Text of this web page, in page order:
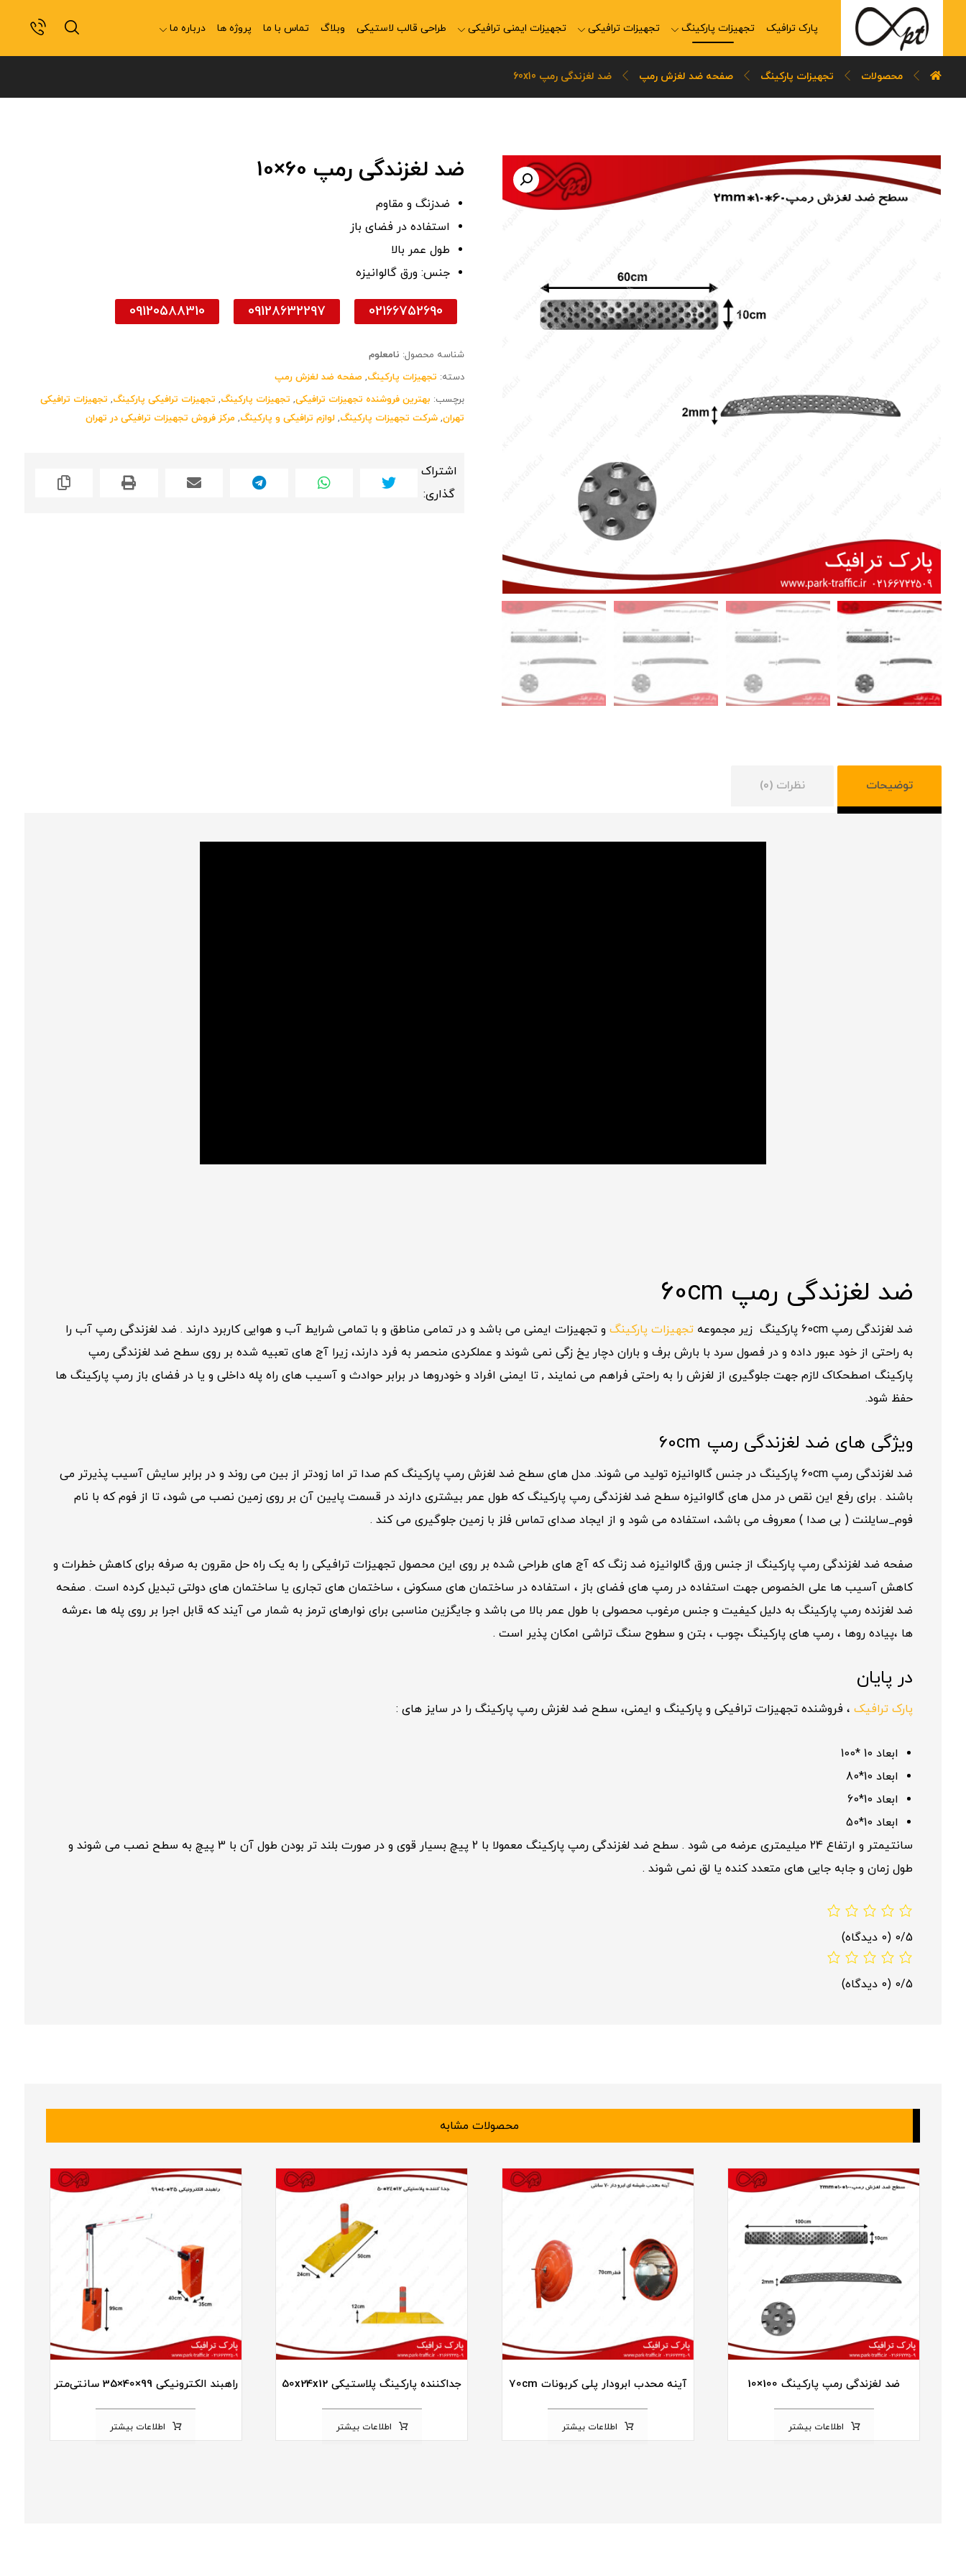
پارک ترافیک تجهیزات پارکینگ تجهیزات ترافیکی تجهیزات ایمنی ترافیکی طراحی قالب لاستیکی وبلاگ تماس با ما پروژه ها درباره ما
محصولات تجهیزات پارکینگ صفحه ضد لغزش رمپ ضد لغزندگی رمپ 60x10
ضد لغزندگی رمپ 60×10
ضدزنگ و مقاوم
استفاده در فضای باز
طول عمر بالا
جنس: ورق گالوانیزه
02166752690
09128632297
09120588310
شناسه محصول: نامعلوم
دسته: تجهیزات پارکینگ, صفحه ضد لغزش رمپ
برچسب: بهترین فروشنده تجهیزات ترافیکی, تجهیزات پارکینگ, تجهیزات ترافیکی پارکینگ, تجهیزات ترافیکی
تهران, شرکت تجهیزات پارکینگ, لوازم ترافیکی و پارکینگ, مرکز فروش تجهیزات ترافیکی در تهران
توضیحات نظرات (0)
ضد لغزندگی رمپ 60cm
ضد لغزندگی رمپ 60cm پارکینگ زیر مجموعه تجهیزات پارکینگو تجهیزات ایمنی می باشد و در تمامی مناطق و با تمامی شرایط آب و هوایی کاربرد دارند . ضد لغزندگی رمپ آب را
به راحتی از خود عبور داده و در فصول سرد با بارش برف و باران دچار یخ زگی نمی شوند و عملکردی منحصر به فرد دارند، زیرا آج های تعبیه شده بر روی سطح ضد لغزندگی رمپ
پارکینگ اصطحکاک لازم جهت جلوگیری از لغزش را به راحتی فراهم می نمایند , تا ایمنی افراد و خودروها در برابر حوادث و آسیب های راه پله داخلی و یا در فضای باز رمپ پارکینگ ها
حفظ شود.
ویژگی های ضد لغزندگی رمپ 60cm
ضد لغزندگی رمپ 60cm پارکینگ در جنس گالوانیزه تولید می شوند. مدل های سطح ضد لغزش رمپ پارکینگ کم صدا تر اما زودتر از بین می روند و در برابر سایش آسیب پذیرتر می
باشند . برای رفع این نقص در مدل های گالوانیزه سطح ضد لغزندگی رمپ پارکینگ که طول عمر بیشتری دارند در قسمت پایین آن بر روی زمین نصب می شود، تا از فوم که با نام
فوم_سایلنت ( بی صدا ) معروف می باشد، استفاده می شود و از ایجاد صدای تماس فلز با زمین جلوگیری می کند .
صفحه ضد لغزندگی رمپ پارکینگ از جنس ورق گالوانیزه ضد زنگ که آج های طراحی شده بر روی این محصول تجهیزات ترافیکی را به یک راه حل مقرون به صرفه برای کاهش خطرات و
کاهش آسیب ها علی الخصوص جهت استفاده در رمپ های فضای باز ، استفاده در ساختمان های مسکونی ، ساختمان های تجاری یا ساختمان های دولتی تبدیل کرده است . صفحه
ضد لغزنده رمپ پارکینگ به دلیل کیفیت و جنس مرغوب محصولی با طول عمر بالا می باشد و جایگزین مناسبی برای نوارهای ترمز به شمار می آیند که قابل اجرا بر روی پله ها ،عرشه
ها ،پیاده روها ، رمپ های پارکینگ ،چوب ، بتن و سطوح سنگ تراشی امکان پذیر است .
در پایان
پارک ترافیک، فروشنده تجهیزات ترافیکی و پارکینگ و ایمنی، سطح ضد لغزش رمپ پارکینگ را در سایز های :
ابعاد 10 *100
ابعاد 10*80
ابعاد 10*60
ابعاد 10*50
سانتیمتر و ارتفاع 24 میلیمتری عرضه می شود . سطح ضد لغزندگی رمپ پارکینگ معمولا با 2 پیچ بسیار قوی و در صورت بلند تر بودن طول آن با 3 پیچ به سطح نصب می شوند و
طول زمان و جابه جایی های متعدد کنده یا لق نمی شوند .
0/5 (0 دیدگاه)
0/5 (0 دیدگاه)
محصولات مشابه
ضد لغزندگی رمپ پارکینگ 100×10
اطلاعات بیشتر
آینه محدب ابرودار پلی کربونات 70cm
اطلاعات بیشتر
جداکننده پارکینگ پلاستیکی 50x24x12
اطلاعات بیشتر
راهبند الکترونیکی 99×40×35 سانتی‌متر
اطلاعات بیشتر